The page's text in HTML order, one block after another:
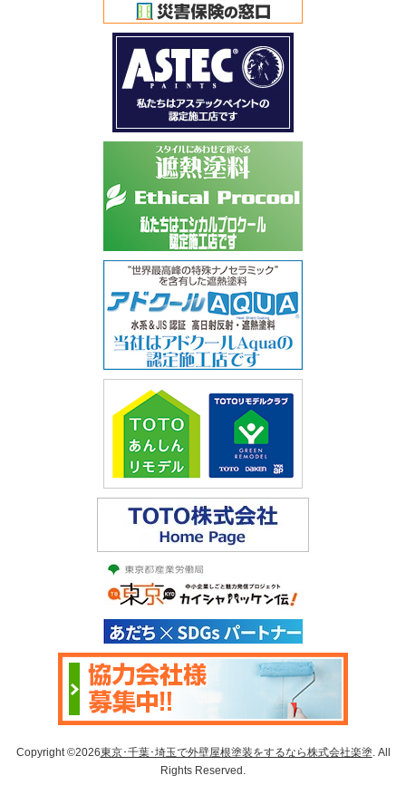
Copyright ©2026東京･千葉･埼玉で外壁屋根塗装をするなら株式会社楽塗 . All
Rights Reserved.